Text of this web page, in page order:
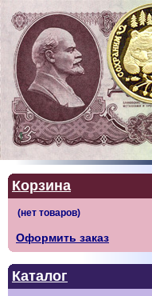
Корзина
Оформить заказ
Каталог